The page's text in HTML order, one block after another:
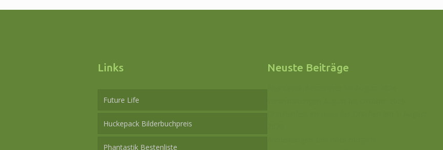
Links
Future Life
Huckepack Bilderbuchpreis
Phantastik Bestenliste
Neuste Beiträge